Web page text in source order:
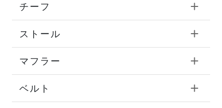
チーフ
ストール
マフラー
ベルト